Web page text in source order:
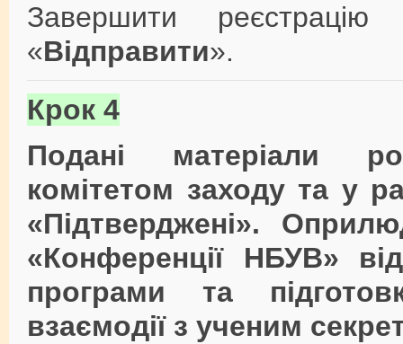
Завершити
«Відправити».
Крок 4
Подані матеріали
комітетом заходу та у
«Підтверджені».
«Конференції НБУВ»
програми та
взаємодії з ученим